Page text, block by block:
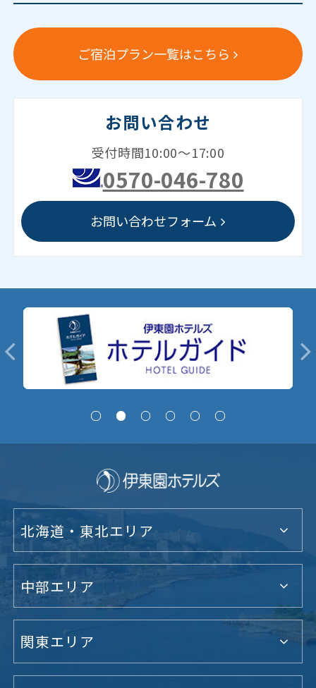
ご宿泊プラン一覧はこちら
お問い合わせ
受付時間10:00～17:00
0570-046-780
お問い合わせフォーム
北海道・東北エリア
中部エリア
関東エリア